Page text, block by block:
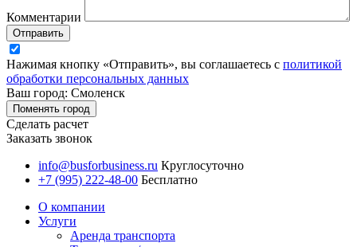
Комментарии
Отправить
Нажимая кнопку «Отправить», вы соглашаетесь с политикой
обработки персональных данных
Ваш город: Смоленск
Поменять город
Сделать расчет
Заказать звонок
info@busforbusiness.ru Круглосуточно
+7 (995) 222-48-00 Бесплатно
О компании
Услуги
Аренда транспорта